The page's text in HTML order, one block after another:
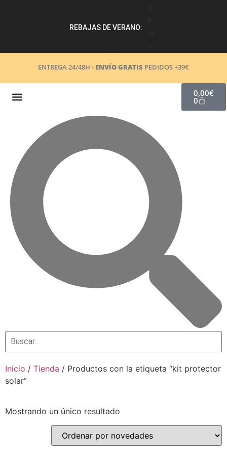
REBAJAS DE VERANO:
ENTREGA 24/48H - ENVÍO GRATIS PEDIDOS +39€
0,00€
0
Inicio / Tienda / Productos con la etiqueta “kit protector
solar”
Mostrando un único resultado